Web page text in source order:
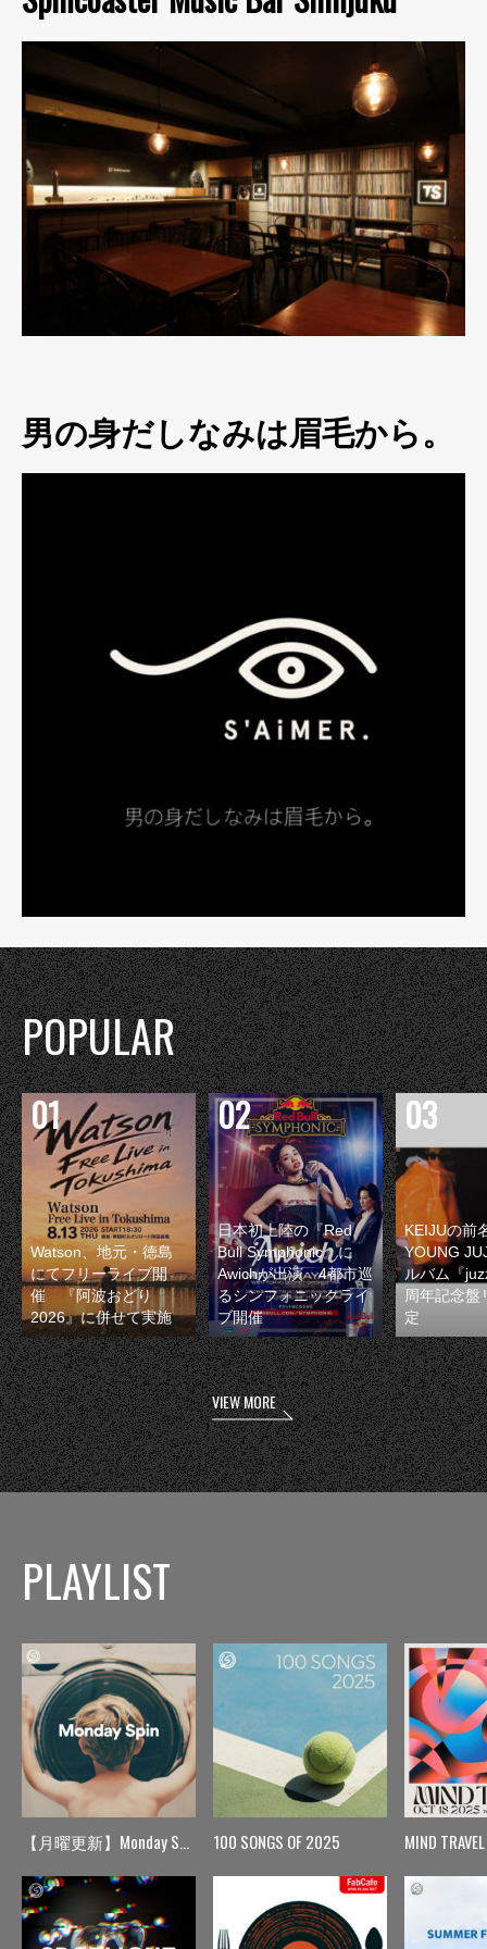
男の身だしなみは眉毛から。
POPULAR
Watson、地元・徳島
にてフリーライブ開
催 『阿波おどり
2026』に併せて実施
日本初上陸の『Red
Bull Symphonic』に
Awichが出演 4都市巡
るシンフォニックライ
ブ開催
KEIJUの前
YOUNG
ルバム『
周年記念盤
定
VIEW MORE
PLAYLIST
【月曜更新】Monday Spin 100 SONGS OF 2025 MIND TRAVEL